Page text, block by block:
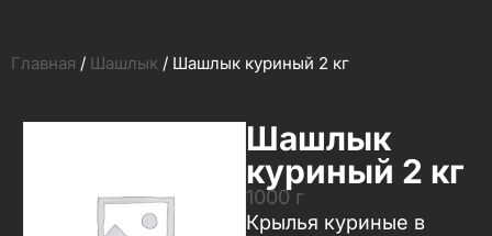
Главная / Шашлык / Шашлык куриный 2 кг
Шашлык
куриный 2 кг
1000 г
Крылья куриные в